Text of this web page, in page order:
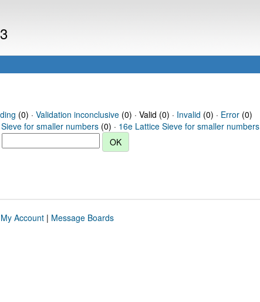
(0) · Validation inconclusive(0) · Valid (0) · Invalid (0) · Error(0)
for smaller numbers (0) · 16e Lattice Sieve for smaller numbers
My Account| Message Boards